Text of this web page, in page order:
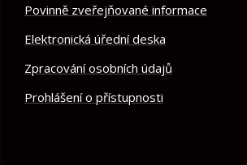
Povinně zveřejňované informace
Elektronická úřední deska
Zpracování osobních údajů
Prohlášení o přístupnosti